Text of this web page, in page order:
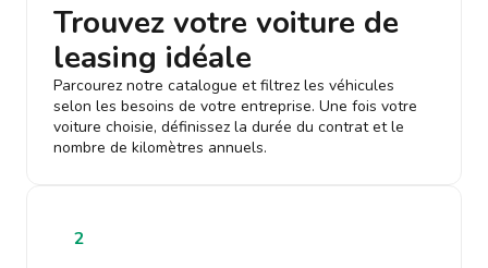
Trouvez votre voiture de
leasing idéale
Parcourez notre catalogue et filtrez les véhicules
selon les besoins de votre entreprise. Une fois votre
voiture choisie, définissez la durée du contrat et le
nombre de kilomètres annuels.
2